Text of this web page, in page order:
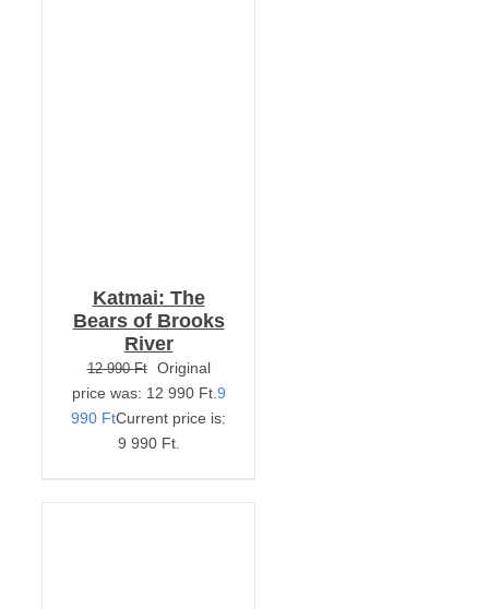
Katmai: The
Bears of Brooks
River
12 990Ft
Original
price was: 12 990 Ft.9
990 FtCurrent price is:
9 990 Ft.